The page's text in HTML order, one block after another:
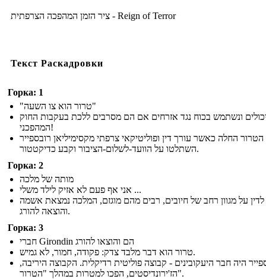
ציר הזמן המהפכה הצרפתית - Reign of Terror
Текст Раскадровки
Горка: 1
"טרור הוא צו השעה"
ונשתמש בכוח נגד אזרחים אם הם מסרבים ללכת בעקבות החוק
המהפכני!
הטרור החלה כאשר עורך דין ופוליטיקאי צרפתי מקסימיליאן רובספייר
השתלטו על הוועד-לשלום-הציבור וקבע כדיקטטור.
Горка: 2
מותה של מלכה
אני אף פעם לא אזיק לילד משלי ...
לדין על מגוון רחב של חיובים, רבים מהם מוגזם, המלכה נמצאת אשמה
והוצאה להורג.
Горка: 3
חברי Girondin הם והוצאו להורג
טרור הוא דבר מלבד צדק: פקודה, חמור, לא גמיש.
היה חבר היעקובינים - קבוצה פוליטית רדיקלית. הקבוצה היריבה,
הז'ירונדיסטים, הפכו למטרות במהלך "הטרור".